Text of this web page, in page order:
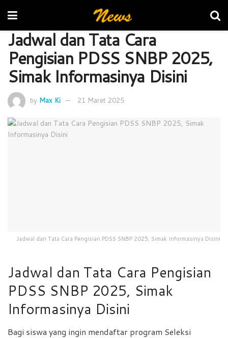
Jadwal dan Tata Cara
Pengisian PDSS SNBP 2025,
Simak Informasinya Disini
by Max Ki 21 Maret 2025
Jadwal dan Tata Cara Pengisian PDSS SNBP 2025, Simak Informasinya Disini
Jadwal dan Tata Cara Pengisian
PDSS SNBP 2025, Simak
Informasinya Disini
Bagi siswa yang ingin mendaftar program Seleksi